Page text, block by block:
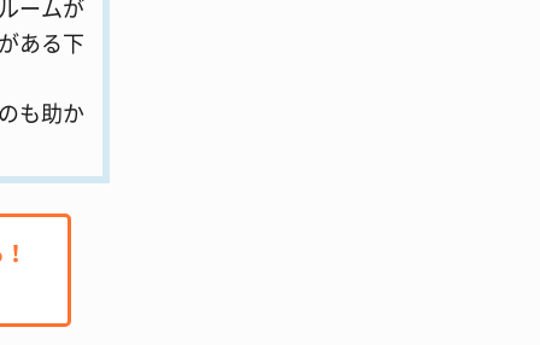
ームが
ある下
も助か